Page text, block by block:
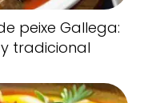
peixe Gallega:
tradicional